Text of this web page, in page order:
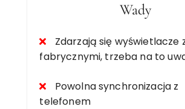
Wady
Zdarzają się wyświetlacze
fabrycznymi, trzeba na to
Powolna synchronizacja z
telefonem